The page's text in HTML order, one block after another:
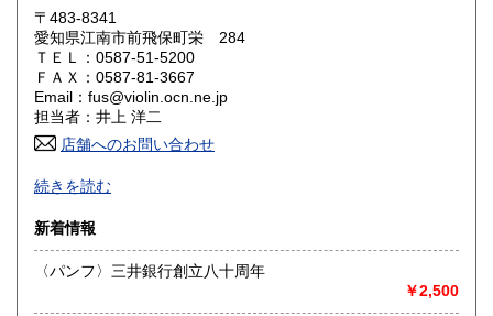
岡山県
山口県 300円
香川県 300円
高知県 300円
佐賀県
熊本県 300円 大分県 300円
300円
〒483-8341
愛知県江南市前飛保町栄 284
ＴＥＬ：0587-51-5200
ＦＡＸ：0587-81-3667
Email：fus@violin.ocn.ne.jp
担当者：井上 洋二
店舗へのお問い合わせ
古文書、古地図、刷り物、一枚もの、絵葉書、鳥瞰図、近代
文献資料等を主体に扱っております。
沿線名：名鉄犬山線
最寄駅：江南駅下車
営業時間：10:00〜17:00
続きを読む
新着情報
〈パンフ〉三井銀行創立八十周年
￥2,500